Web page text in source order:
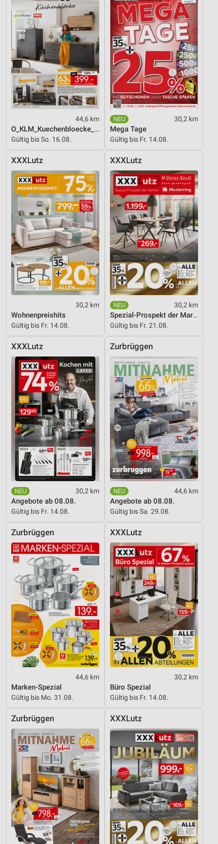
44,6 km
O_KLM_Kuechenbloecke_01_26_ES
Gültig bis So. 16.08.
30,2 km
Mega Tage
Gültig bis Fr. 14.08.
XXXLutz
30,2 km
Wohnenpreishits
Gültig bis Fr. 14.08.
XXXLutz
30,2 km
Spezial-Prospekt der Marken
Gültig bis Fr. 21.08.
XXXLutz
30,2 km
Angebote ab 08.08.
Gültig bis Fr. 14.08.
Zurbrüggen
44,6 km
Angebote ab 08.08.
Gültig bis Sa. 29.08.
Zurbrüggen
44,6 km
Marken-Spezial
Gültig bis Mo. 31.08.
XXXLutz
30,2 km
Büro Spezial
Gültig bis Fr. 14.08.
Zurbrüggen XXXLutz
Entwicklung und Verbesserung der Angebote
Verwendung reduzierter Daten zur Auswahl von
Inhalten
IAB-Besonderheiten:
Verwendung genauer Standortdaten
Geräte anhand von aktiv angeforderten
Informationen identifizieren
Nicht-IAB-Verarbeitungszwecke:
Notwendig
Funktional
Werbung